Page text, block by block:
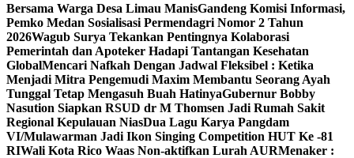
Bersama Warga Desa Limau ManisGandeng Komisi Informasi,
Pemko Medan Sosialisasi Permendagri Nomor 2 Tahun
2026Wagub Surya Tekankan Pentingnya Kolaborasi
Pemerintah dan Apoteker Hadapi Tantangan Kesehatan
GlobalMencari Nafkah Dengan Jadwal Fleksibel : Ketika
Menjadi Mitra Pengemudi Maxim Membantu Seorang Ayah
Tunggal Tetap Mengasuh Buah HatinyaGubernur Bobby
Nasution Siapkan RSUD dr M Thomsen Jadi Rumah Sakit
Regional Kepulauan NiasDua Lagu Karya Pangdam
VI/Mulawarman Jadi Ikon Singing Competition HUT Ke -81
RIWali Kota Rico Waas Non-aktifkan Lurah AURMenaker :